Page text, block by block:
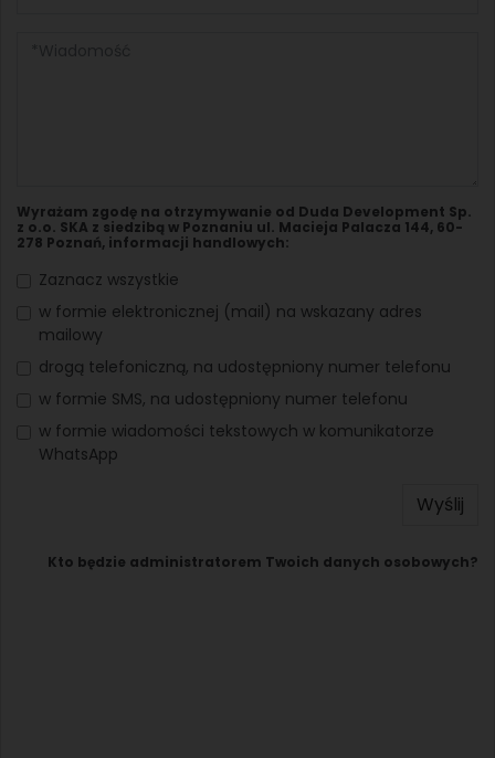
Wyrażam zgodę na otrzymywanie od Duda Development Sp.
z o.o. SKA z siedzibą w Poznaniu ul. Macieja Palacza 144, 60-
278 Poznań, informacji handlowych:
Zaznacz wszystkie
w formie elektronicznej (mail) na wskazany adres
mailowy
drogą telefoniczną, na udostępniony numer telefonu
w formie SMS, na udostępniony numer telefonu
w formie wiadomości tekstowych w komunikatorze
WhatsApp
Wyślij
Kto będzie administratorem Twoich danych osobowych?